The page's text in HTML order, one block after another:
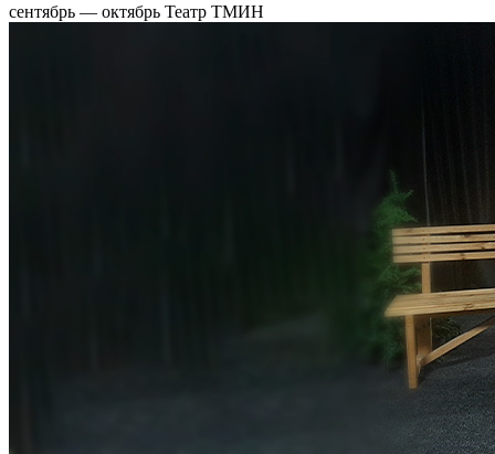
сентябрь — октябрь Театр ТМИН